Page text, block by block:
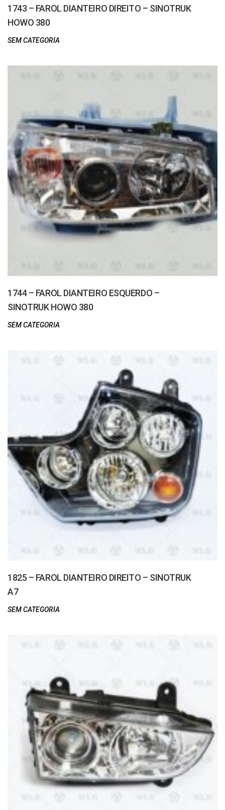
1743 – FAROL DIANTEIRO DIREITO – SINOTRUK
HOWO 380
SEM CATEGORIA
1744 – FAROL DIANTEIRO ESQUERDO –
SINOTRUK HOWO 380
SEM CATEGORIA
1825 – FAROL DIANTEIRO DIREITO – SINOTRUK
A7
SEM CATEGORIA